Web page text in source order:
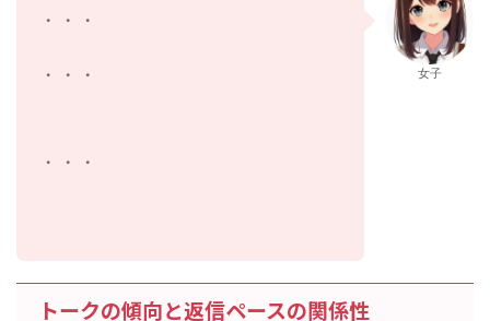
・・・
・・・
・・・
女子
トークの傾向と返信ペースの関係性